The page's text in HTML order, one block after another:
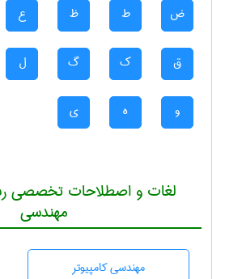
ض ط ظ ع
ق ک گ ل
و ه ی
لغات و اصطلاحات تخصصی
مهندسی
مهندسی كامپيوتر